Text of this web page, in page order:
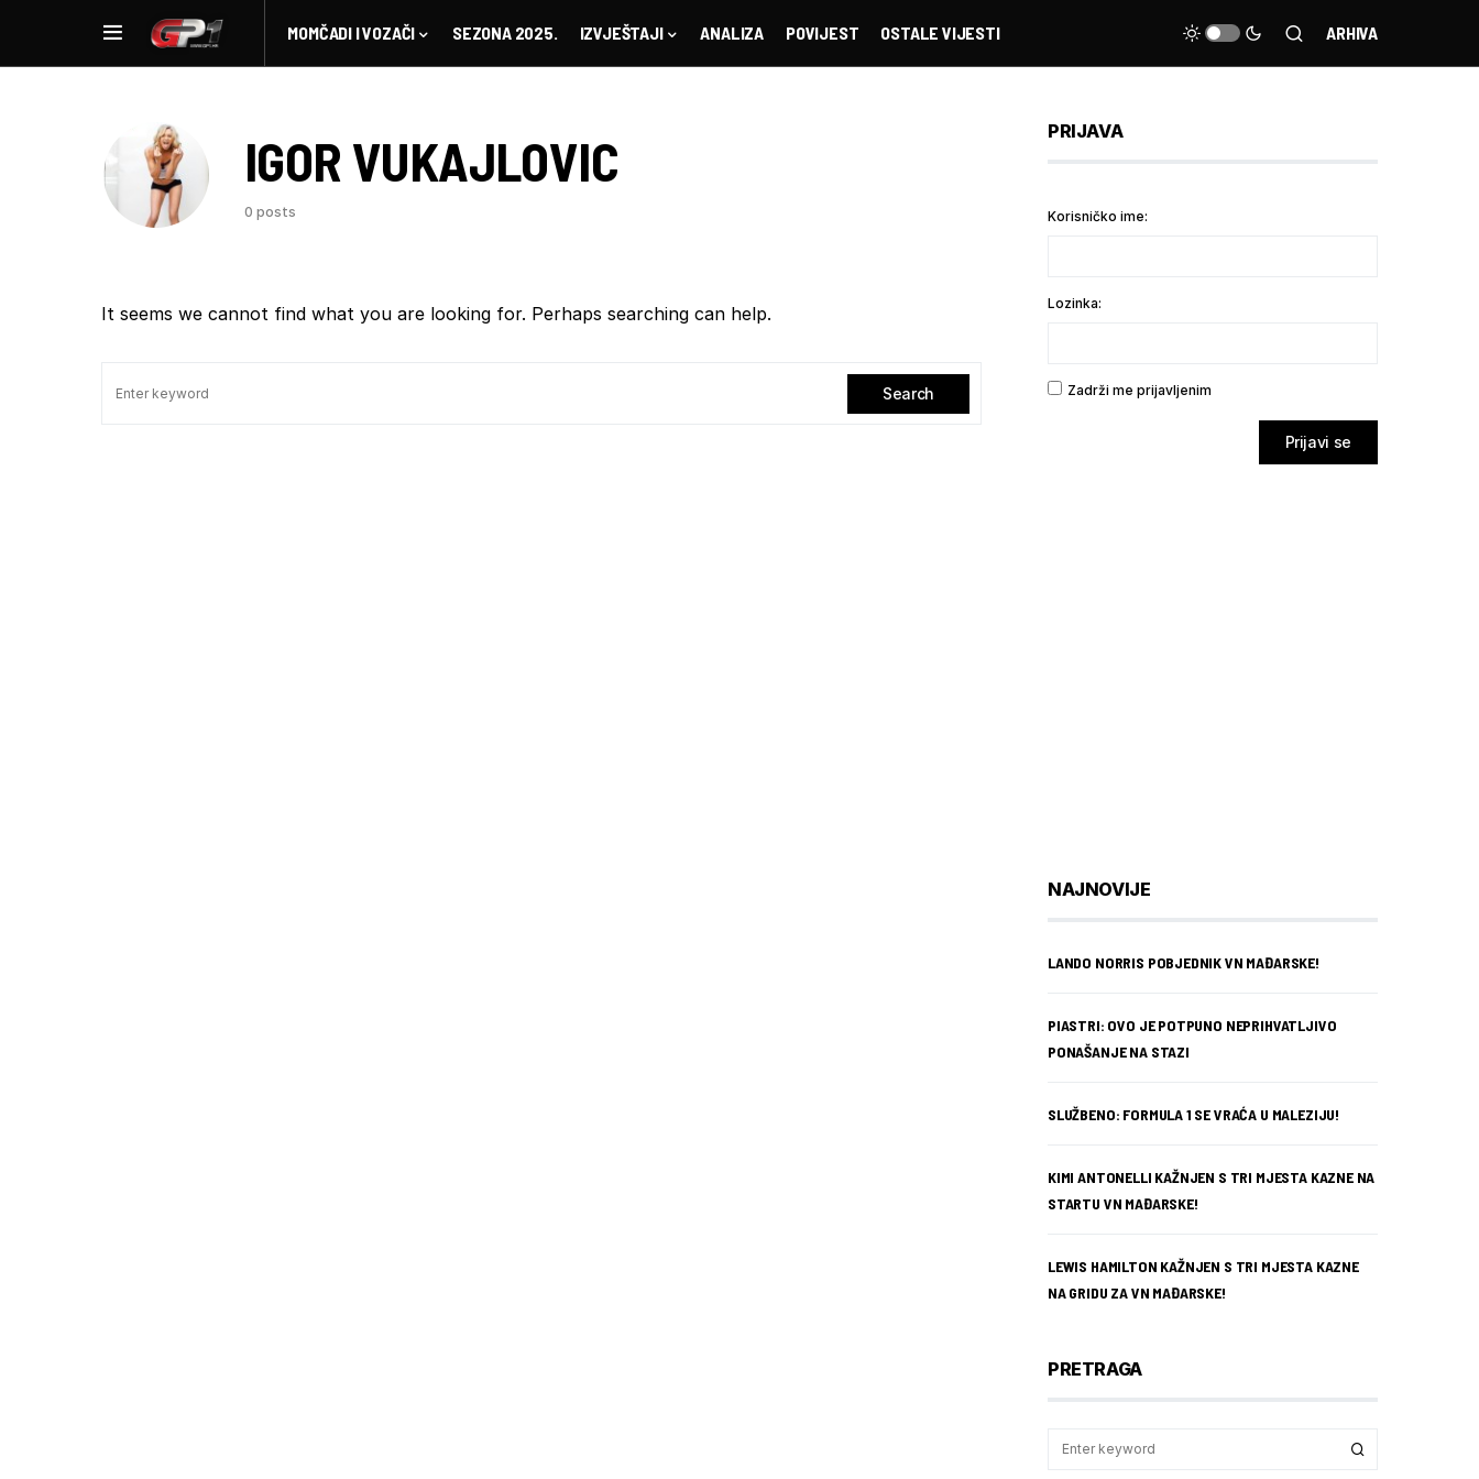
MOMČADI I VOZAČI SEZONA 2025. IZVJEŠTAJI ANALIZA POVIJEST OSTALE VIJESTI ARHIVA
IGOR VUKAJLOVIC
0 posts
It seems we cannot find what you are looking for. Perhaps searching can help.
Search
PRIJAVA
Korisničko ime:
Lozinka:
Zadrži me prijavljenim
Prijavi se
NAJNOVIJE
LANDO NORRIS POBJEDNIK VN MAĐARSKE!
PIASTRI: OVO JE POTPUNO NEPRIHVATLJIVO
PONAŠANJE NA STAZI
SLUŽBENO: FORMULA 1 SE VRAĆA U MALEZIJU!
KIMI ANTONELLI KAŽNJEN S TRI MJESTA KAZNE NA
STARTU VN MAĐARSKE!
LEWIS HAMILTON KAŽNJEN S TRI MJESTA KAZNE
NA GRIDU ZA VN MAĐARSKE!
PRETRAGA